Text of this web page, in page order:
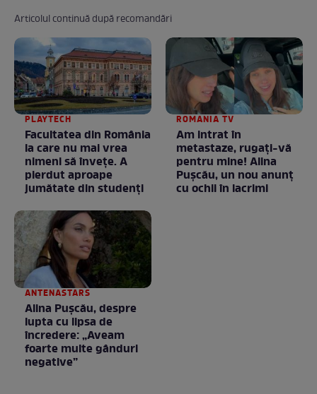
Articolul continuă după recomandări
PLAYTECH
Facultatea din România
la care nu mai vrea
nimeni să înveţe. A
pierdut aproape
jumătate din studenţi
ROMANIA TV
Am intrat în
metastaze, rugaţi-vă
pentru mine! Alina
Puşcău, un nou anunţ
cu ochii în lacrimi
ANTENASTARS
Alina Pușcău, despre
lupta cu lipsa de
încredere: „Aveam
foarte multe gânduri
negative”